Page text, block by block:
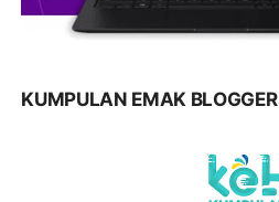
KUMPULAN EMAK BLOGGER